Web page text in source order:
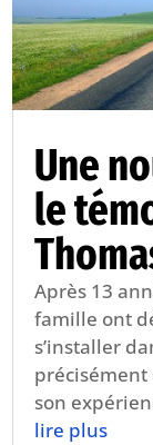
Une
le
Après 13
famille ont
s’installer
précisément
son
lire plus